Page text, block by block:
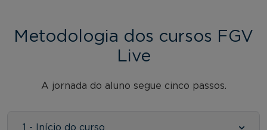
Metodologia dos cursos FGV
Live
A jornada do aluno segue cinco passos.
1 - Início do curso